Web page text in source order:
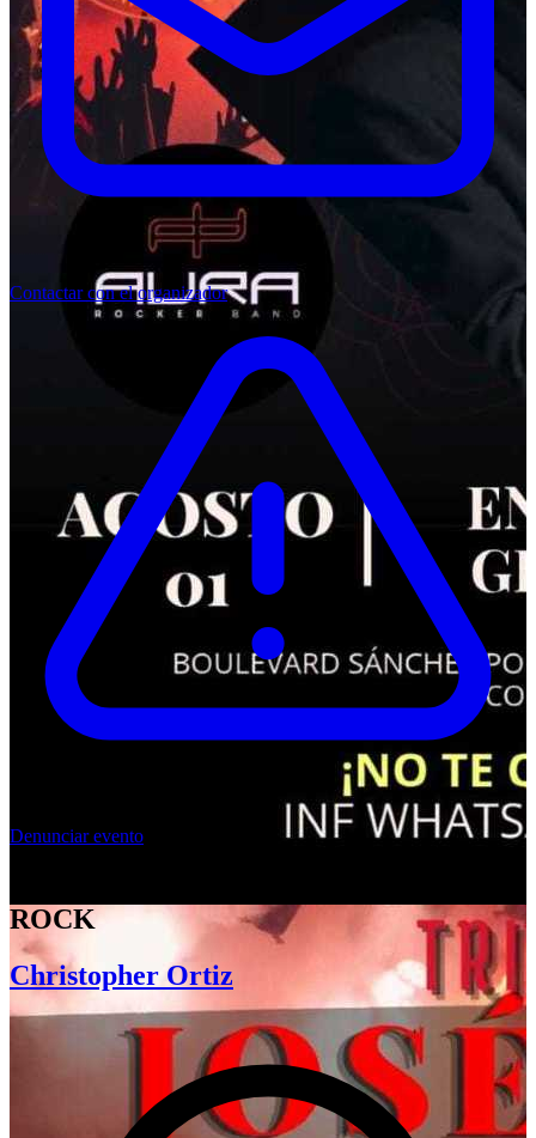
Contactar con el organizador
Denunciar evento
ROCK
Christopher Ortiz